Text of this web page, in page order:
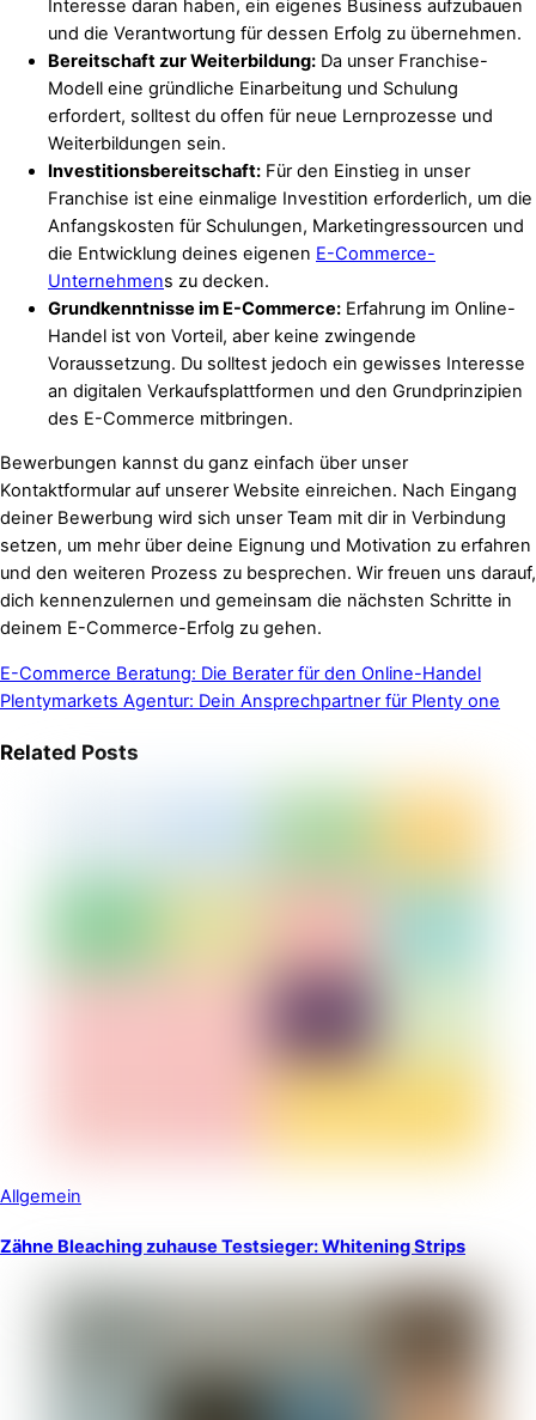
Interesse daran haben, ein eigenes Business aufzubauen
und die Verantwortung für dessen Erfolg zu übernehmen.
Bereitschaft zur Weiterbildung: Da unser Franchise-
Modell eine gründliche Einarbeitung und Schulung
erfordert, solltest du offen für neue Lernprozesse und
Weiterbildungen sein.
Investitionsbereitschaft: Für den Einstieg in unser
Franchise ist eine einmalige Investition erforderlich, um die
Anfangskosten für Schulungen, Marketingressourcen und
die Entwicklung deines eigenen E-Commerce-
Unternehmens zu decken.
Grundkenntnisse im E-Commerce: Erfahrung im Online-
Handel ist von Vorteil, aber keine zwingende
Voraussetzung. Du solltest jedoch ein gewisses Interesse
an digitalen Verkaufsplattformen und den Grundprinzipien
des E-Commerce mitbringen.
Bewerbungen kannst du ganz einfach über unser
Kontaktformular auf unserer Website einreichen. Nach Eingang
deiner Bewerbung wird sich unser Team mit dir in Verbindung
setzen, um mehr über deine Eignung und Motivation zu erfahren
und den weiteren Prozess zu besprechen. Wir freuen uns darauf,
dich kennenzulernen und gemeinsam die nächsten Schritte in
deinem E-Commerce-Erfolg zu gehen.
E-Commerce Beratung: Die Berater für den Online-Handel
Plentymarkets Agentur: Dein Ansprechpartner für Plenty one
Related Posts
Allgemein
Zähne Bleaching zuhause Testsieger: Whitening Strips